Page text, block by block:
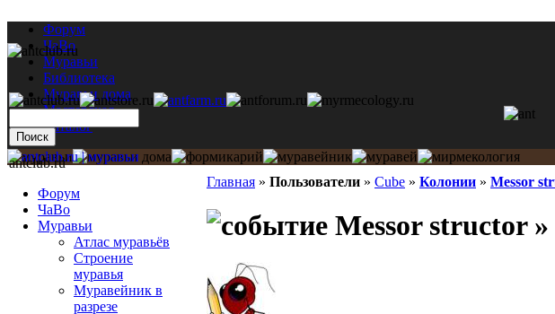
Форум
ЧаВо
Муравьи
Библиотека
Муравьи дома
Мастерская
Каталог
Главная » Пользователи » Cube » Колонии » Messor
Messor structor
antclub.ru
Форум
ЧаВо
Муравьи
Атлас муравьёв
Строение
муравья
Муравейник в
разрезе